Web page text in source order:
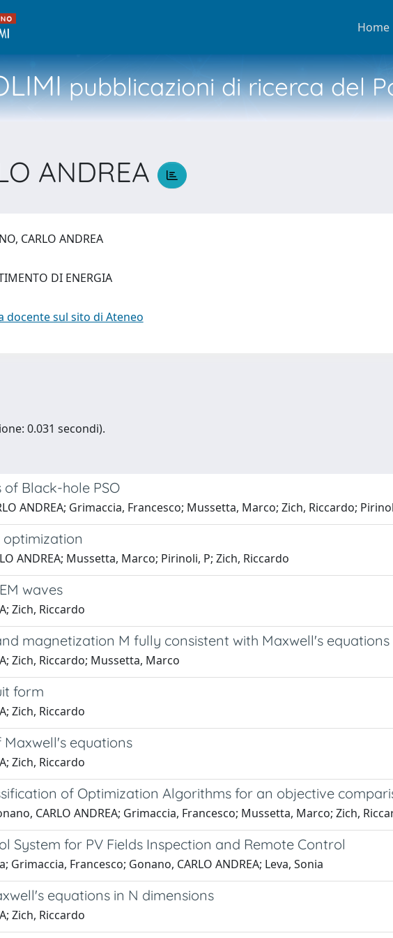
Home
pubblicazioni di ricerca del
ANDREA
CARLO ANDREA
DI ENERGIA
docente sul sito di Ateneo
0.031 secondi).
Black-hole PSO
ANDREA; Grimaccia, Francesco; Mussetta, Marco; Zich, Riccardo;
optimization
ANDREA; Mussetta, Marco; Pirinoli, P; Zich, Riccardo
waves
Zich, Riccardo
magnetization M fully consistent with Maxwell's equations
Zich, Riccardo; Mussetta, Marco
form
Zich, Riccardo
equations
Zich, Riccardo
of Optimization Algorithms for an objective
CARLO ANDREA; Grimaccia, Francesco; Mussetta, Marco; Zich,
System for PV Fields Inspection and Remote Control
Francesco; Gonano, CARLO ANDREA; Leva, Sonia
equations in N dimensions
Zich, Riccardo